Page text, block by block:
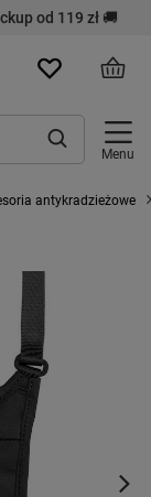
od 119 zł 🚚
Menu
antykradzieżowe